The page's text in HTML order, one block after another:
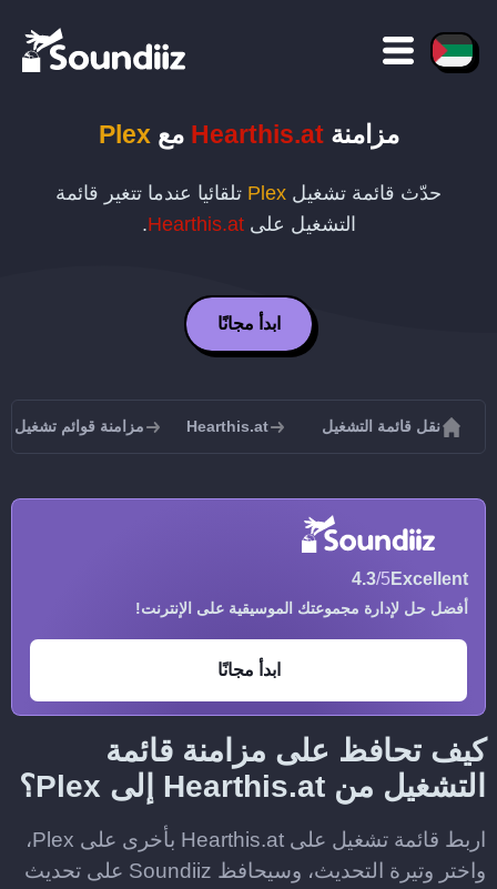
مزامنةHearthis.at مع Plex
حدّث قائمة تشغيل Plex تلقائيا عندما تتغير قائمة
التشغيل علىHearthis.at
.
ابدأ مجانًا
نقل قائمة التشغيل Hearthis.at مزامنة قوائم تشغيل Hearthis.at
Excellent
4.3/5
أفضل حل لإدارة مجموعتك الموسيقية على الإنترنت!
ابدأ مجانًا
كيف تحافظ على مزامنة قائمة
التشغيل من Hearthis.at إلى Plex؟
اربط قائمة تشغيل على Hearthis.at بأخرى على Plex،
واختر وتيرة التحديث، وسيحافظ Soundiiz على تحديث